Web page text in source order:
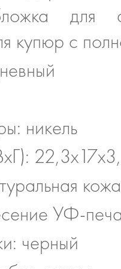
для
купюр с
никель
кожа
УФ-
черный